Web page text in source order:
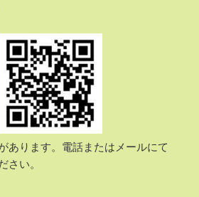
あります。電話またはメールにて
さい。